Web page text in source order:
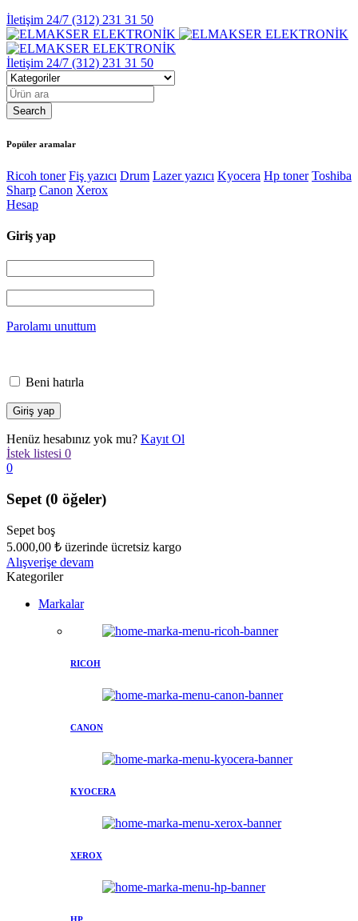
İletişim 24/7 (312) 231 31 50
İletişim 24/7 (312) 231 31 50
Popüler aramalar
Ricoh toner Fiş yazıcı Drum Lazer yazıcı Kyocera Hp toner Toshiba
Sharp Canon Xerox
Hesap
Giriş yap
Parolamı unuttum
Beni hatırla
Henüz hesabınız yok mu? Kayıt Ol
İstek listesi 0
0
Sepet (0 öğeler)
Sepet boş
5.000,00 ₺ üzerinde ücretsiz kargo
Alışverişe devam
Kategoriler
Markalar
RICOH
CANON
KYOCERA
XEROX